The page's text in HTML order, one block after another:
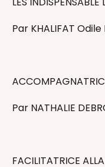
Par KHALIFAT
Par NATHALIE
FACILITATRICE